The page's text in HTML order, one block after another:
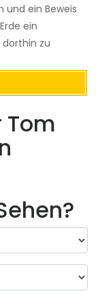
und ein Beweis
ein
zu
Tom